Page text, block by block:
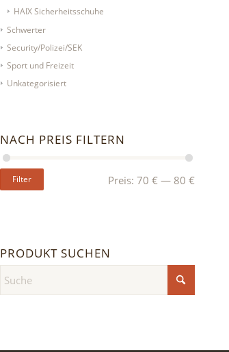
HAIX Sicherheitsschuhe
Schwerter
Security/Polizei/SEK
Sport und Freizeit
Unkategorisiert
NACH PREIS FILTERN
Filter Preis: 70 € — 80 €
PRODUKT SUCHEN